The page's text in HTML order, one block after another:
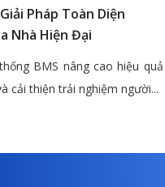
Pháp Toàn Diện
Nhà Hiện Đại
BMS nâng cao hiệu
cải thiện trải nghiệm người...